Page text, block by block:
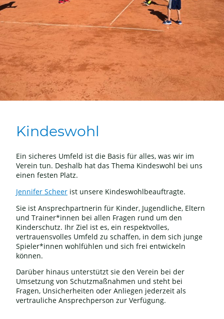
Kindeswohl
Ein sicheres Umfeld ist die Basis für alles, was wir im
Verein tun. Deshalb hat das Thema Kindeswohl bei uns
einen festen Platz.
Jennifer Scheer ist unsere Kindeswohlbeauftragte.
Sie ist Ansprechpartnerin für Kinder, Jugendliche, Eltern
und Trainer*innen bei allen Fragen rund um den
Kinderschutz. Ihr Ziel ist es, ein respektvolles,
vertrauensvolles Umfeld zu schaffen, in dem sich junge
Spieler*innen wohlfühlen und sich frei entwickeln
können.
Darüber hinaus unterstützt sie den Verein bei der
Umsetzung von Schutzmaßnahmen und steht bei
Fragen, Unsicherheiten oder Anliegen jederzeit als
vertrauliche Ansprechperson zur Verfügung.